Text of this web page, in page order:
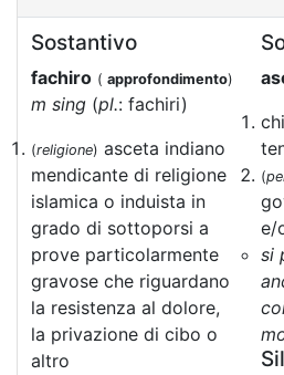
Sostantivo
fachiro ( approfondimento)
m sing (pl.: fachiri)
(religione) asceta indiano
mendicante di religione
islamica o induista in
grado di sottoporsi a
prove particolarmente
gravose che riguardano
la resistenza al dolore,
la privazione di cibo o
altro
(
e/
si